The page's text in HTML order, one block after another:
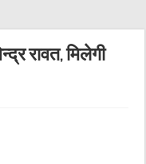
रावत, मिलेगी